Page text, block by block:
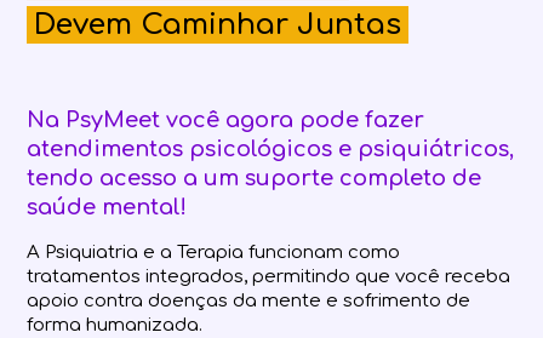
Devem Caminhar Juntas
Na PsyMeet você agora pode fazer
atendimentos psicológicos e psiquiátricos,
tendo acesso a um suporte completo de
saúde mental!
A Psiquiatria e a Terapia funcionam como
tratamentos integrados, permitindo que você receba
apoio contra doenças da mente e sofrimento de
forma humanizada.